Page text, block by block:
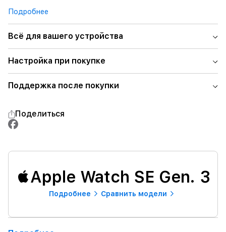
Подробнее
Всё для вашего устройства
Настройка при покупке
Поддержка после покупки
Поделиться
Apple Watch SE Gen. 3
Подробнее Сравнить модели